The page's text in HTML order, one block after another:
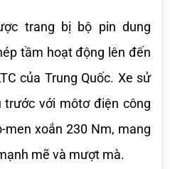
trang bị bộ pin dung
tầm hoạt động lên đến
của Trung Quốc. Xe sử
trước với môtơ điện công
xoắn 230 Nm, mang
mẽ và mượt mà.